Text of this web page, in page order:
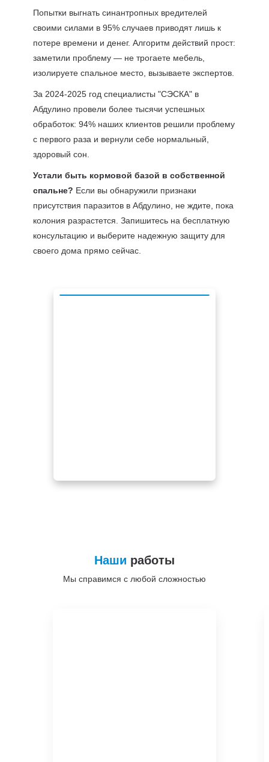
Попытки выгнать синантропных вредителей
своими силами в 95% случаев приводят лишь к
потере времени и денег. Алгоритм действий прост:
заметили проблему — не трогаете мебель,
изолируете спальное место, вызываете экспертов.
За 2024-2025 год специалисты "СЭСКА" в
Абдулино провели более тысячи успешных
обработок: 94% наших клиентов решили проблему
с первого раза и вернули себе нормальный,
здоровый сон.
Устали быть кормовой базой в собственной
спальне? Если вы обнаружили признаки
присутствия паразитов в Абдулино, не ждите, пока
колония разрастется. Запишитесь на бесплатную
консультацию и выберите надежную защиту для
своего дома прямо сейчас.
Наши работы
Мы справимся с любой сложностью